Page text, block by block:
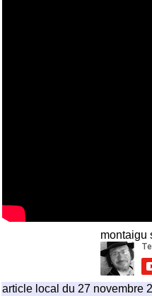
montaigu
article local du 27 novembre